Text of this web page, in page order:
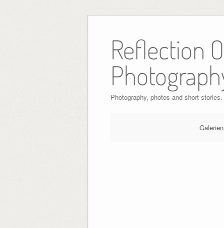
content
Reflection
Photography, photos and short stories.
Galerien